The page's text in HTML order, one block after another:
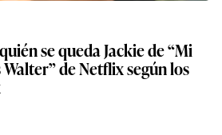
se queda Jackie de “Mi
de Netflix según los